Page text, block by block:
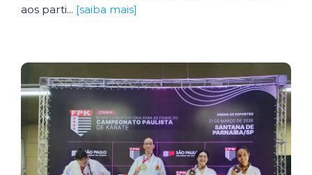
aos parti... [saiba mais]